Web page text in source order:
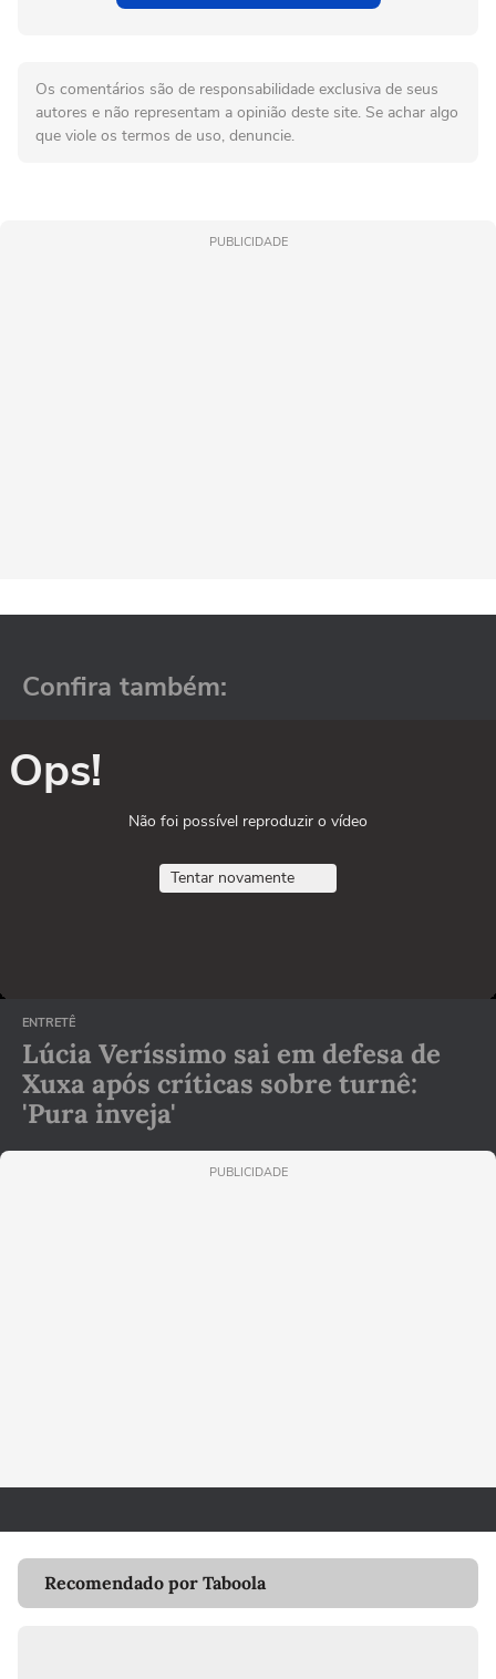
Os comentários são de responsabilidade exclusiva de seus
autores e não representam a opinião deste site. Se achar algo
que viole os termos de uso, denuncie.
PUBLICIDADE
Confira também:
Ops!
Não foi possível reproduzir o vídeo
Tentar novamente
ENTRETÊ
Lúcia Veríssimo sai em defesa de
Xuxa após críticas sobre turnê:
'Pura inveja'
PUBLICIDADE
Recomendado por Taboola